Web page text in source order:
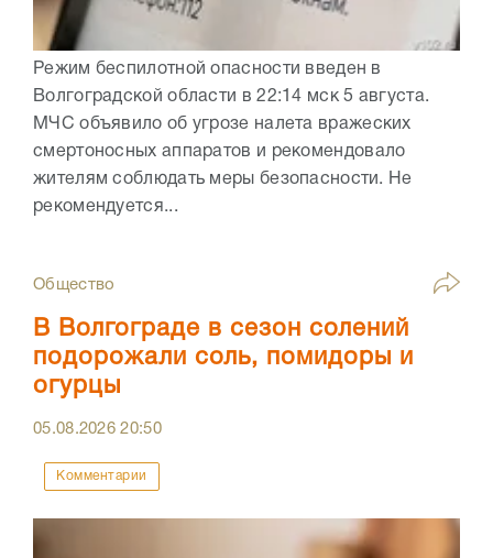
Режим беспилотной опасности введен в
Волгоградской области в 22:14 мск 5 августа.
МЧС объявило об угрозе налета вражеских
смертоносных аппаратов и рекомендовало
жителям соблюдать меры безопасности. Не
рекомендуется...
Общество
В Волгограде в сезон солений
подорожали соль, помидоры и
огурцы
05.08.202620:50
Комментарии